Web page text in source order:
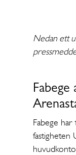
Nedan ett
Fabege
Fabege har
fastigheten